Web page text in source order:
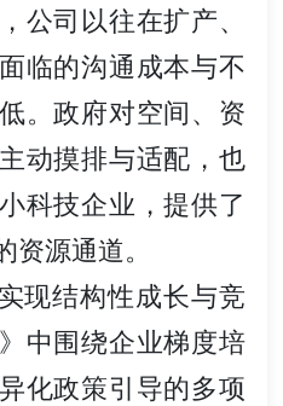
公司以往在扩产、
临的沟通成本与不
。政府对空间、资
动摸排与适配，也
科技企业，提供了
资源通道。
现结构性成长与竞
中围绕企业梯度培
化政策引导的多项